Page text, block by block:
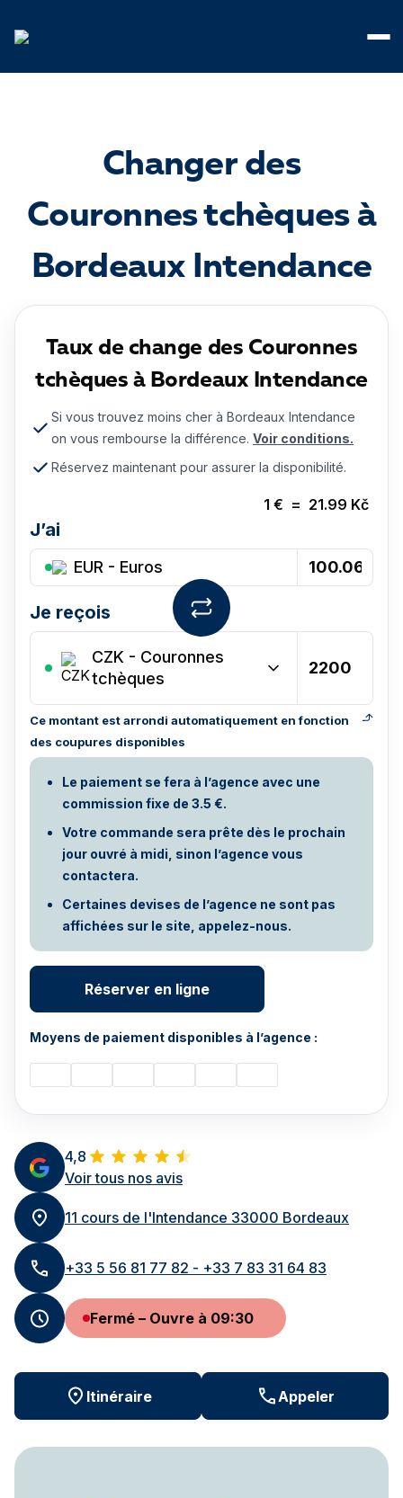
Changer des
Couronnes tchèques à
Bordeaux Intendance
4,8
Voir tous nos avis
11 cours de l'Intendance 33000 Bordeaux
+33 5 56 81 77 82 - +33 7 83 31 64 83
Fermé – Ouvre à 09:30
Itinéraire Appeler
Taux de change des Couronnes
tchèques à Bordeaux Intendance
Si vous trouvez moins cher à Bordeaux Intendance
on vous rembourse la différence. Voir conditions.
Réservez maintenant pour assurer la disponibilité.
1 € = 21.99 Kč
J’ai
EUR - Euros
Je reçois
CZK - Couronnes
tchèques
Ce montant est arrondi automatiquement en fonction
des coupures disponibles
Le paiement se fera à l’agence avec une
commission fixe de 3.5 €.
Votre commande sera prête dès le prochain
jour ouvré à midi, sinon l’agence vous
contactera.
Certaines devises de l’agence ne sont pas
affichées sur le site, appelez-nous.
Réserver en ligne
Moyens de paiement disponibles à l’agence :